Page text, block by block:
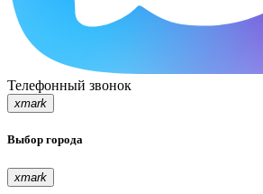
Телефонный звонок
xmark
Выбор города
xmark